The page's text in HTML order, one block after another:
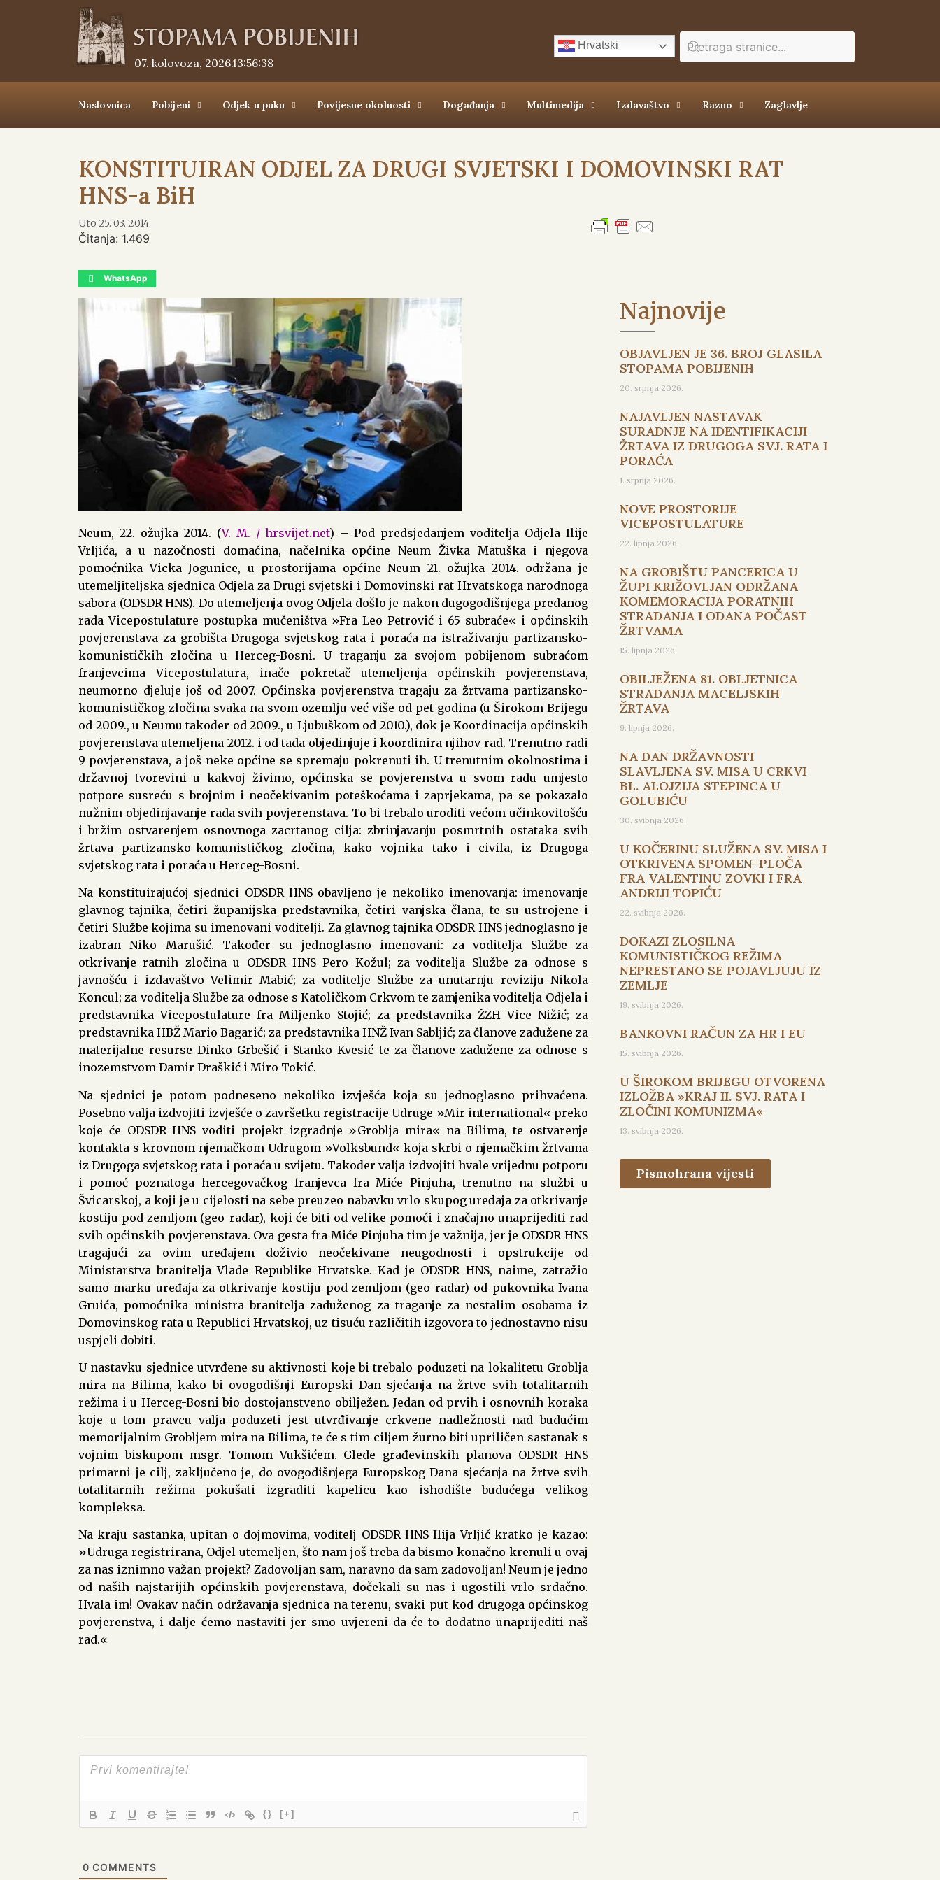
Hrvatski
07. kolovoza, 2026.13:56:39
Naslovnica Pobijeni Odjek u puku Povijesne okolnosti Događanja Multimedija Izdavaštvo Razno Zaglavlje
KONSTITUIRAN ODJEL ZA DRUGI SVJETSKI I DOMOVINSKI RAT
HNS-a BiH
Uto 25. 03. 2014
Čitanja: 1.469
WhatsApp
Neum, 22. ožujka 2014. (V. M. / hrsvijet.net) – Pod predsjedanjem voditelja Odjela Ilije
Vrljića, a u nazočnosti domaćina, načelnika općine Neum Živka Matuška i njegova
pomoćnika Vicka Jogunice, u prostorijama općine Neum 21. ožujka 2014. održana je
utemeljiteljska sjednica Odjela za Drugi svjetski i Domovinski rat Hrvatskoga narodnoga
sabora (ODSDR HNS). Do utemeljenja ovog Odjela došlo je nakon dugogodišnjega predanog
rada Vicepostulature postupka mučeništva »Fra Leo Petrović i 65 subraće« i općinskih
povjerenstava za grobišta Drugoga svjetskog rata i poraća na istraživanju partizansko-
komunističkih zločina u Herceg-Bosni. U traganju za svojom pobijenom subraćom
franjevcima Vicepostulatura, inače pokretač utemeljenja općinskih povjerenstava,
neumorno djeluje još od 2007. Općinska povjerenstva tragaju za žrtvama partizansko-
komunističkog zločina svaka na svom ozemlju već više od pet godina (u Širokom Brijegu
od 2009., u Neumu također od 2009., u Ljubuškom od 2010.), dok je Koordinacija općinskih
povjerenstava utemeljena 2012. i od tada objedinjuje i koordinira njihov rad. Trenutno radi
9 povjerenstava, a još neke općine se spremaju pokrenuti ih. U trenutnim okolnostima i
državnoj tvorevini u kakvoj živimo, općinska se povjerenstva u svom radu umjesto
potpore susreću s brojnim i neočekivanim poteškoćama i zaprjekama, pa se pokazalo
nužnim objedinjavanje rada svih povjerenstava. To bi trebalo uroditi većom učinkovitošću
i bržim ostvarenjem osnovnoga zacrtanog cilja: zbrinjavanju posmrtnih ostataka svih
žrtava partizansko-komunističkog zločina, kako vojnika tako i civila, iz Drugoga
svjetskog rata i poraća u Herceg-Bosni.
Na konstituirajućoj sjednici ODSDR HNS obavljeno je nekoliko imenovanja: imenovanje
glavnog tajnika, četiri županijska predstavnika, četiri vanjska člana, te su ustrojene i
četiri Službe kojima su imenovani voditelji. Za glavnog tajnika ODSDR HNS jednoglasno je
izabran Niko Marušić. Također su jednoglasno imenovani: za voditelja Službe za
otkrivanje ratnih zločina u ODSDR HNS Pero Kožul; za voditelja Službe za odnose s
javnošću i izdavaštvo Velimir Mabić; za voditelje Službe za unutarnju reviziju Nikola
Koncul; za voditelja Službe za odnose s Katoličkom Crkvom te zamjenika voditelja Odjela i
predstavnika Vicepostulature fra Miljenko Stojić; za predstavnika ŽZH Vice Nižić; za
predstavnika HBŽ Mario Bagarić; za predstavnika HNŽ Ivan Sabljić; za članove zadužene za
materijalne resurse Dinko Grbešić i Stanko Kvesić te za članove zadužene za odnose s
inozemstvom Damir Draškić i Miro Tokić.
Na sjednici je potom podneseno nekoliko izvješća koja su jednoglasno prihvaćena.
Posebno valja izdvojiti izvješće o završetku registracije Udruge »Mir international« preko
koje će ODSDR HNS voditi projekt izgradnje »Groblja mira« na Bilima, te ostvarenje
kontakta s krovnom njemačkom Udrugom »Volksbund« koja skrbi o njemačkim žrtvama
iz Drugoga svjetskog rata i poraća u svijetu. Također valja izdvojiti hvale vrijednu potporu
i pomoć poznatoga hercegovačkog franjevca fra Miće Pinjuha, trenutno na službi u
Švicarskoj, a koji je u cijelosti na sebe preuzeo nabavku vrlo skupog uređaja za otkrivanje
kostiju pod zemljom (geo-radar), koji će biti od velike pomoći i značajno unaprijediti rad
svih općinskih povjerenstava. Ova gesta fra Miće Pinjuha tim je važnija, jer je ODSDR HNS
tragajući za ovim uređajem doživio neočekivane neugodnosti i opstrukcije od
Ministarstva branitelja Vlade Republike Hrvatske. Kad je ODSDR HNS, naime, zatražio
samo marku uređaja za otkrivanje kostiju pod zemljom (geo-radar) od pukovnika Ivana
Gruića, pomoćnika ministra branitelja zaduženog za traganje za nestalim osobama iz
Domovinskog rata u Republici Hrvatskoj, uz tisuću različitih izgovora to jednostavno nisu
uspjeli dobiti.
U nastavku sjednice utvrđene su aktivnosti koje bi trebalo poduzeti na lokalitetu Groblja
mira na Bilima, kako bi ovogodišnji Europski Dan sjećanja na žrtve svih totalitarnih
režima i u Herceg-Bosni bio dostojanstveno obilježen. Jedan od prvih i osnovnih koraka
koje u tom pravcu valja poduzeti jest utvrđivanje crkvene nadležnosti nad budućim
memorijalnim Grobljem mira na Bilima, te će s tim ciljem žurno biti upriličen sastanak s
vojnim biskupom msgr. Tomom Vukšićem. Glede građevinskih planova ODSDR HNS
primarni je cilj, zaključeno je, do ovogodišnjega Europskog Dana sjećanja na žrtve svih
totalitarnih režima pokušati izgraditi kapelicu kao ishodište budućega velikog
kompleksa.
Na kraju sastanka, upitan o dojmovima, voditelj ODSDR HNS Ilija Vrljić kratko je kazao:
»Udruga registrirana, Odjel utemeljen, što nam još treba da bismo konačno krenuli u ovaj
za nas iznimno važan projekt? Zadovoljan sam, naravno da sam zadovoljan! Neum je jedno
od naših najstarijih općinskih povjerenstava, dočekali su nas i ugostili vrlo srdačno.
Hvala im! Ovakav način održavanja sjednica na terenu, svaki put kod drugoga općinskog
povjerenstva, i dalje ćemo nastaviti jer smo uvjereni da će to dodatno unaprijediti naš
rad.«
{} [+]
0 COMMENTS
Najnovije
OBJAVLJEN JE 36. BROJ GLASILA
STOPAMA POBIJENIH
20. srpnja 2026.
NAJAVLJEN NASTAVAK
SURADNJE NA IDENTIFIKACIJI
ŽRTAVA IZ DRUGOGA SVJ. RATA I
PORAĆA
1. srpnja 2026.
NOVE PROSTORIJE
VICEPOSTULATURE
22. lipnja 2026.
NA GROBIŠTU PANCERICA U
ŽUPI KRIŽOVLJAN ODRŽANA
KOMEMORACIJA PORATNIH
STRADANJA I ODANA POČAST
ŽRTVAMA
15. lipnja 2026.
OBILJEŽENA 81. OBLJETNICA
STRADANJA MACELJSKIH
ŽRTAVA
9. lipnja 2026.
NA DAN DRŽAVNOSTI
SLAVLJENA SV. MISA U CRKVI
BL. ALOJZIJA STEPINCA U
GOLUBIĆU
30. svibnja 2026.
U KOČERINU SLUŽENA SV. MISA I
OTKRIVENA SPOMEN-PLOČA
FRA VALENTINU ZOVKI I FRA
ANDRIJI TOPIĆU
22. svibnja 2026.
DOKAZI ZLOSILNA
KOMUNISTIČKOG REŽIMA
NEPRESTANO SE POJAVLJUJU IZ
ZEMLJE
19. svibnja 2026.
BANKOVNI RAČUN ZA HR I EU
15. svibnja 2026.
U ŠIROKOM BRIJEGU OTVORENA
IZLOŽBA »KRAJ II. SVJ. RATA I
ZLOČINI KOMUNIZMA«
13. svibnja 2026.
Pismohrana vijesti